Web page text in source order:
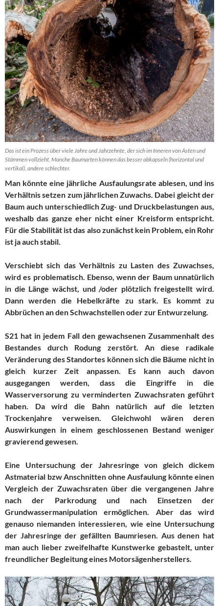
Das ist ein Prozess über viele Jahre und Jahrzehnte, der sich im Inneren von Ästen und
Stämmen vollzieht. Manche Baumarten können das besser abkapseln (horizontal und
vertikal), andere schlechter.
Man könnte eine jährliche Ausfaulungsrate ablesen, und ins
Verhältnis setzen zum jährlichen Zuwachs. Dabei gleicht der
Baum auch unterschiedlich Zug- und Druckbelastungen aus,
weshalb das ganze eher nicht einer Kreisform entspricht.
Für die Stabilität ist das also zunächst kein Problem, ein Rohr
ist ja auch stabil.
Verschiebt sich das Verhältnis zu Lasten des Zuwachses,
wird es problematisch. Ebenso, wenn der Baum unnatürlich
in die Länge wächst, und /oder plötzlich freigestellt wird.
Dann werden die Hebelkräfte zu stark. Es kommt zu
Abbrüchen an den Schwachstellen oder zur Entwurzelung.
S21 hat in jedem Fall den gewachsenen Zusammenhalt des
Bestandes durch Rodung zerstört. An diese radikale
Veränderung des Standortes können sich die Bäume nicht in
gleich kurzer Zeit anpassen. Es kann auch davon
ausgegangen werden, dass die Eingriffe in die
Wasserversorung zu verminderten Zuwachsraten geführt
haben. Da wird die Bahn natürlich auf die letzten
Trockenjahre verweisen. Gleichwohl wären deren
Auswirkungen in einem geschlossenen Bestand weniger
gravierend gewesen.
Eine Untersuchung der Jahresringe von gleich dickem
Astmaterial bzw Anschnitten ohne Ausfaulung könnte einen
Vergleich der Zuwachsraten über die vergangenen Jahre
nach der Parkrodung und nach Einsetzen der
Grundwassermanipulation ermöglichen. Aber das wird
genauso niemanden interessieren, wie eine Untersuchung
der Jahresringe der gefällten Baumriesen. Aus denen hat
man auch lieber zweifelhafte Kunstwerke gebastelt, unter
freundlicher Begleitung eines Motorsägenherstellers.